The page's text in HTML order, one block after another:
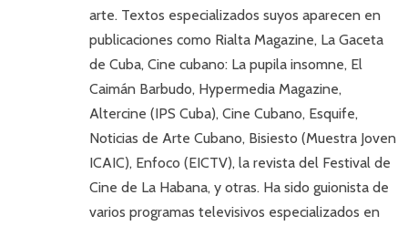
arte. Textos especializados suyos aparecen en
publicaciones como Rialta Magazine, La Gaceta
de Cuba, Cine cubano: La pupila insomne, El
Caimán Barbudo, Hypermedia Magazine,
Altercine (IPS Cuba), Cine Cubano, Esquife,
Noticias de Arte Cubano, Bisiesto (Muestra Joven
ICAIC), Enfoco (EICTV), la revista del Festival de
Cine de La Habana, y otras. Ha sido guionista de
varios programas televisivos especializados en